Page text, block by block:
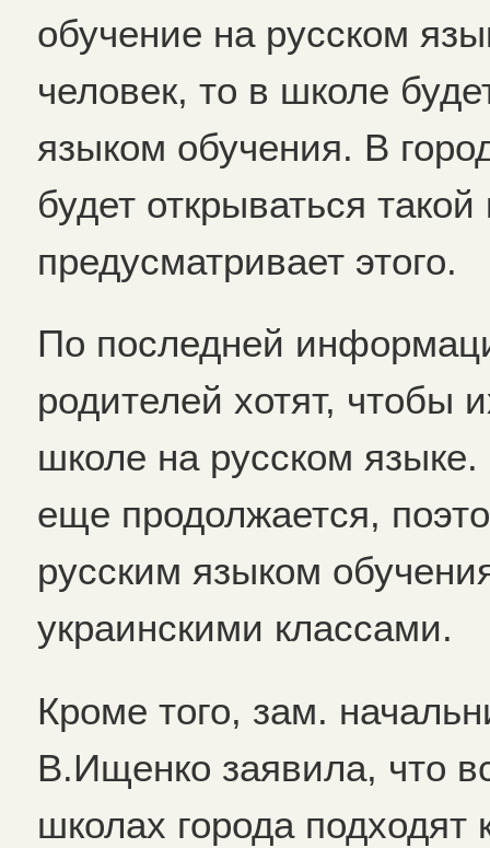
обучение на русском
человек, то в школе
языком обучения. В
будет открываться
предусматривает этого.
По последней
родителей хотят, чтобы
школе на русском
еще продолжается,
русским языком
украинскими классами.
Кроме того, зам.
В.Ищенко заявила, что
школах города